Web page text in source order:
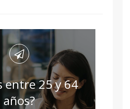
entre 25 y 64
años?